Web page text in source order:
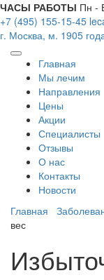
ЧАСЫ РАБОТЫ Пн -
+7 (495) 155-15-45
г. Москва, м. 1905
Главная
Мы лечим
Направления
Цены
Акции
Специалисты
Отзывы
О нас
Контакты
Новости
Главная
вес